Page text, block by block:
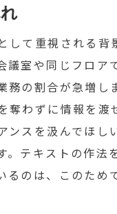
て重視される背
室や同じフロア
の割合が急増し
わずに情報を渡
スを汲んでほし
テキストの作法
のは、このためで